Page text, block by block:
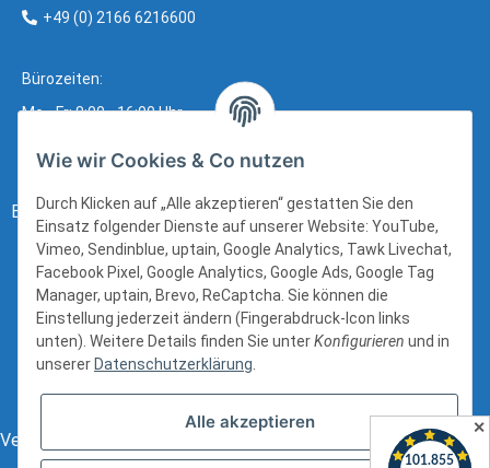
+49 (0) 2166 6216600
Bürozeiten:
Mo - Fr: 8:00 - 16:00 Uhr
Bezahlung:
Versand:
Wie wir Cookies & Co nutzen
Durch Klicken auf „Alle akzeptieren“ gestatten Sie den
Einsatz folgender Dienste auf unserer Website: YouTube,
Vimeo, Sendinblue, uptain, Google Analytics, Tawk Livechat,
Facebook Pixel, Google Analytics, Google Ads, Google Tag
Manager, uptain, Brevo, ReCaptcha. Sie können die
Einstellung jederzeit ändern (Fingerabdruck-Icon links
unten). Weitere Details finden Sie unterKonfigurieren und in
unserer Datenschutzerklärung.
Alle akzeptieren ✕